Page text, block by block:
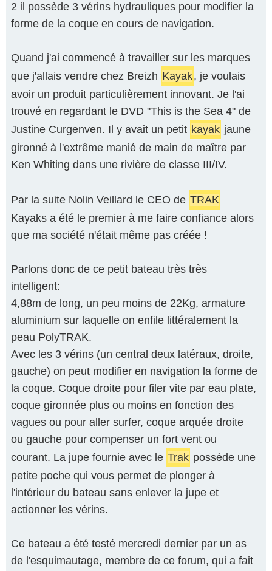
2 il possède 3 vérins hydrauliques pour modifier la
forme de la coque en cours de navigation.
Quand j'ai commencé à travailler sur les marques
que j'allais vendre chez Breizh Kayak, je voulais
avoir un produit particulièrement innovant. Je l'ai
trouvé en regardant le DVD "This is the Sea 4" de
Justine Curgenven. Il y avait un petit kayak jaune
gironné à l'extrême manié de main de maître par
Ken Whiting dans une rivière de classe III/IV.
Par la suite Nolin Veillard le CEO de TRAK
Kayaks a été le premier à me faire confiance alors
que ma société n'était même pas créée !
Parlons donc de ce petit bateau très très
intelligent:
4,88m de long, un peu moins de 22Kg, armature
aluminium sur laquelle on enfile littéralement la
peau PolyTRAK.
Avec les 3 vérins (un central deux latéraux, droite,
gauche) on peut modifier en navigation la forme de
la coque. Coque droite pour filer vite par eau plate,
coque gironnée plus ou moins en fonction des
vagues ou pour aller surfer, coque arquée droite
ou gauche pour compenser un fort vent ou
courant. La jupe fournie avec le Trak possède une
petite poche qui vous permet de plonger à
l'intérieur du bateau sans enlever la jupe et
actionner les vérins.
Ce bateau a été testé mercredi dernier par un as
de l'esquimautage, membre de ce forum, qui a fait